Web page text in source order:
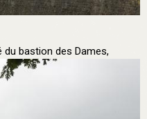
du bastion des Dames,